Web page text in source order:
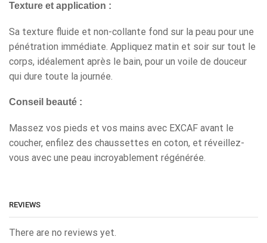
Texture et application :
Sa texture fluide et non-collante fond sur la peau pour une
pénétration immédiate. Appliquez matin et soir sur tout le
corps, idéalement après le bain, pour un voile de douceur
qui dure toute la journée.
Conseil beauté :
Massez vos pieds et vos mains avec EXCAF avant le
coucher, enfilez des chaussettes en coton, et réveillez-
vous avec une peau incroyablement régénérée.
REVIEWS
There are no reviews yet.